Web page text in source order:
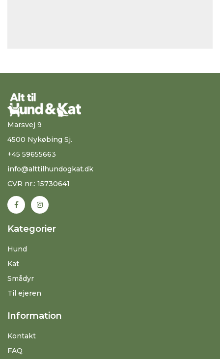
Marsvej 9
4500 Nykøbing Sj.
+45 59655663
info@alttilhundogkat.dk
CVR nr.: 15730641
Kategorier
Hund
Kat
Smådyr
Til ejeren
Information
Kontakt
FAQ